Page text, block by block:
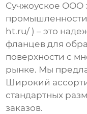
Сучжоуское ООО
промышленности
ht.ru/ ) – это
фланцев для
поверхности с
рынке. Мы
Широкий
стандартных
заказов.